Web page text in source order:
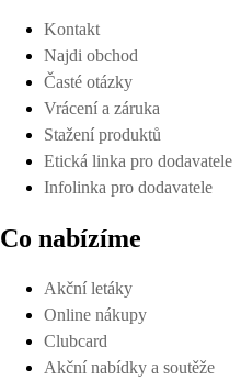
Kontakt
Najdi obchod
Časté otázky
Vrácení a záruka
Stažení produktů
Etická linka pro dodavatele
Infolinka pro dodavatele
Co nabízíme
Akční letáky
Online nákupy
Clubcard
Akční nabídky a soutěže